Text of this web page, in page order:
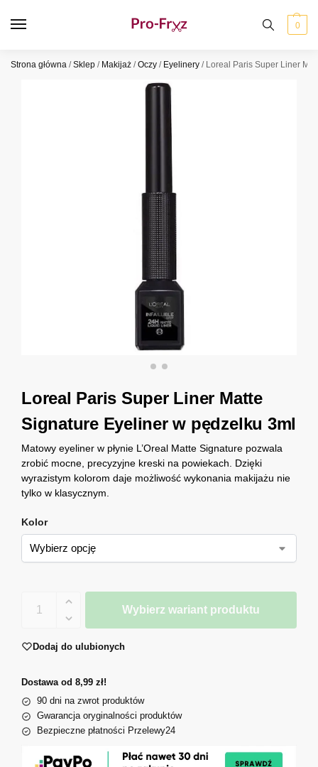
0
Strona główna /Sklep / Makijaż /Oczy / Eyelinery / Loreal Paris Super Liner
Loreal Paris Super Liner Matte
Signature Eyeliner w pędzelku 3ml
Matowy eyeliner w płynie L’Oreal Matte Signature pozwala
zrobić mocne, precyzyjne kreski na powiekach. Dzięki
wyrazistym kolorom daje możliwość wykonania makijażu nie
tylko w klasycznym.
Kolor
Wybierz wariant produktu
Dodaj do ulubionych
Dostawa od 8,99 zł!
90 dni na zwrot produktów
Gwarancja oryginalności produktów
Bezpieczne płatności Przelewy24